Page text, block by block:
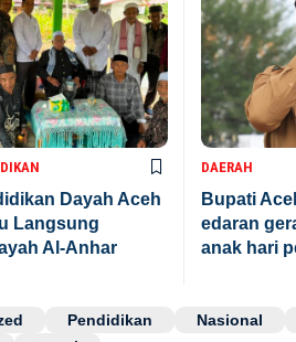
Dayah Aceh
Langsung
Al-Anhar
DAERAH
Bupati
edaran
anak hari
Pendidikan Nasional